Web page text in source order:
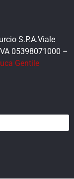
S.P.A.Viale
05398071000 –
Gentile